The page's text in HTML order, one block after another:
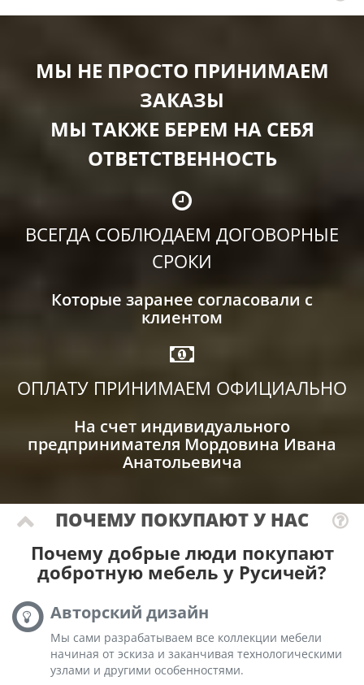
МЫ НЕ ПРОСТО ПРИНИМАЕМ
ЗАКАЗЫ
МЫ ТАКЖЕ БЕРЕМ НА СЕБЯ
ОТВЕТСТВЕННОСТЬ
ВСЕГДА СОБЛЮДАЕМ ДОГОВОРНЫЕ
СРОКИ
Которые заранее согласовали с
клиентом
ОПЛАТУ ПРИНИМАЕМ ОФИЦИАЛЬНО
На счет индивидуального
предпринимателя Мордовина Ивана
Анатольевича
ПОЧЕМУ ПОКУПАЮТ У НАС
Почему добрые люди покупают
добротную мебель у Русичей?
Авторский дизайн
Мы сами разрабатываем все коллекции мебели
начиная от эскиза и заканчивая технологическими
узлами и другими особенностями.